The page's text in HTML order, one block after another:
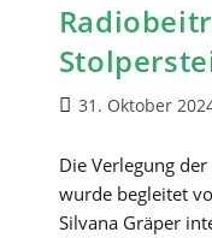
Beitrag
31. Oktober
Die Verlegung
wurde begleitet
Silvana Gräper